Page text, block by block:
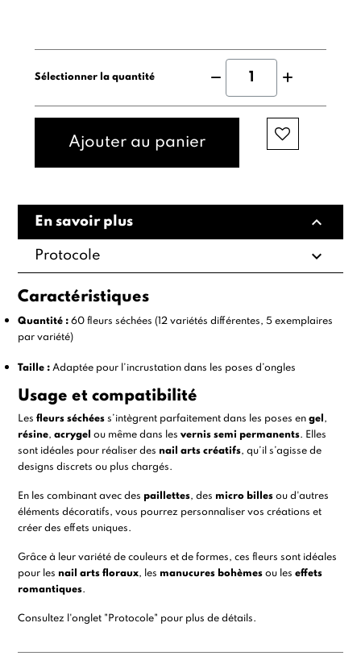
Sélectionner la quantité
Ajouter au panier
En savoir plus expand_less
Protocole expand_more
Caractéristiques
Quantité : 60 fleurs séchées (12 variétés différentes, 5 exemplaires
par variété)
Taille : Adaptée pour l’incrustation dans les poses d’ongles
Usage et compatibilité
Lesfleurs séchées s’intègrent parfaitement dans les poses engel ,
résine,acrygel ou même dans lesvernis semi permanents. Elles
sont idéales pour réaliser des nail arts créatifs, qu’il s’agisse de
designs discrets ou plus chargés.
En les combinant avec des paillettes, des micro billes ou d'autres
éléments décoratifs, vous pourrez personnaliser vos créations et
créer des effets uniques.
Grâce à leur variété de couleurs et de formes, ces fleurs sont idéales
pour les nail arts floraux, les manucures bohèmes ou leseffets
romantiques.
Consultez l'onglet "Protocole" pour plus de détails.